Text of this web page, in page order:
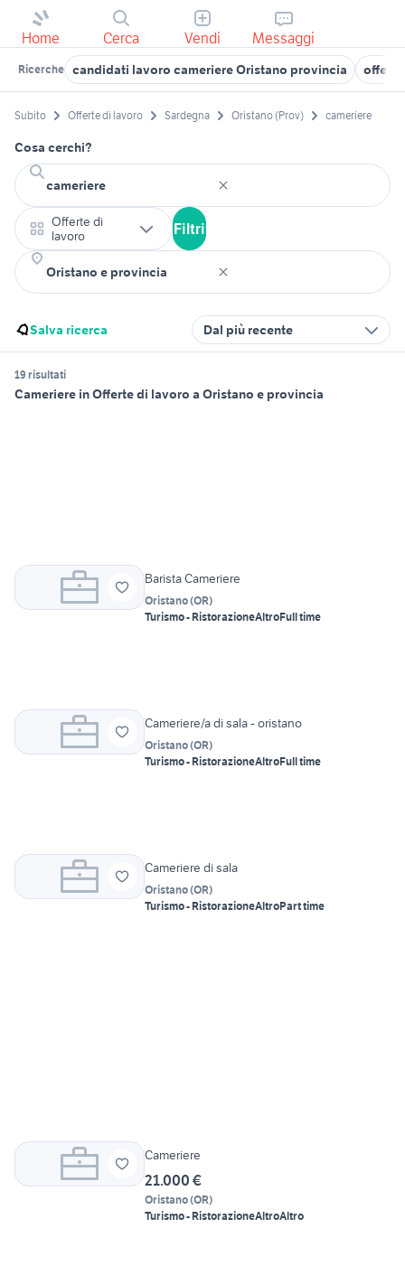
Home Cerca Vendi Messaggi
Ricerche candidati lavoro cameriere Oristano provincia
Subito Offerte di lavoro Sardegna Oristano (Prov) cameriere
Cosa cerchi?
Offerte di
lavoro
Filtri
Salva ricerca Dal più recente
19 risultati
Cameriere in Offerte di lavoro a Oristano e provincia
Barista Cameriere
Oristano(OR)
Turismo - RistorazioneAltroFull time
Cameriere/a di sala - oristano
Oristano(OR)
Turismo - RistorazioneAltroFull time
Cameriere di sala
Oristano(OR)
Turismo - RistorazioneAltroPart time
Cameriere
21.000 €
Oristano(OR)
Turismo - RistorazioneAltroAltro